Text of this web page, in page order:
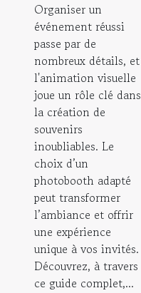
Organiser un
événement réussi
passe par de
nombreux détails, et
l'animation visuelle
joue un rôle clé dans
la création de
souvenirs
inoubliables. Le
choix d’un
photobooth adapté
peut transformer
l’ambiance et offrir
une expérience
unique à vos invités.
Découvrez, à travers
ce guide complet,...